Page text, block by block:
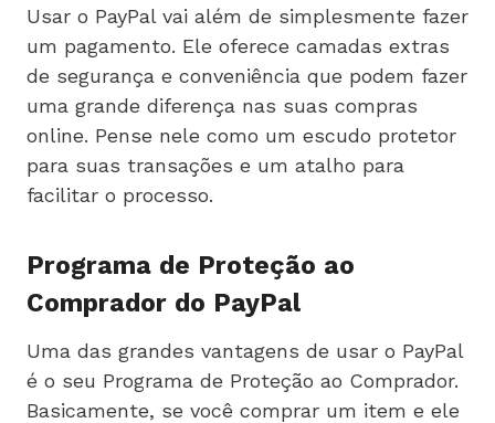
Usar o PayPal vai além de simplesmente fazer
um pagamento. Ele oferece camadas extras
de segurança e conveniência que podem fazer
uma grande diferença nas suas compras
online. Pense nele como um escudo protetor
para suas transações e um atalho para
facilitar o processo.
Programa de Proteção ao
Comprador do PayPal
Uma das grandes vantagens de usar o PayPal
é o seu Programa de Proteção ao Comprador.
Basicamente, se você comprar um item e ele